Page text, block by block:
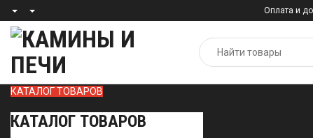
Оплата и
КАТАЛОГ ТОВАРОВ
КАТАЛОГ ТОВАРОВ